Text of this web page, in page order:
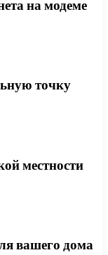
на модеме
точку
местности
вашего дома